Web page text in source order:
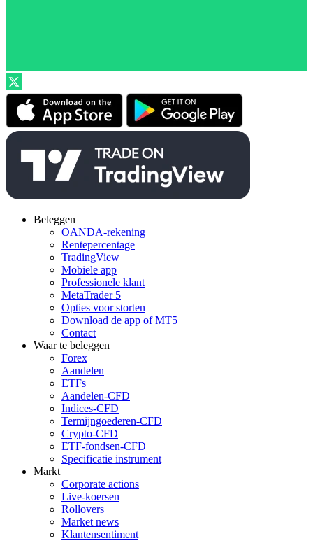
Beleggen
OANDA-rekening
Rentepercentage
TradingView
Mobiele app
Professionele klant
MetaTrader 5
Opties voor storten
Download de app of MT5
Contact
Waar te beleggen
Forex
Aandelen
ETFs
Aandelen-CFD
Indices-CFD
Termijngoederen-CFD
Crypto-CFD
ETF-fondsen-CFD
Specificatie instrument
Markt
Corporate actions
Live-koersen
Rollovers
Market news
Klantensentiment